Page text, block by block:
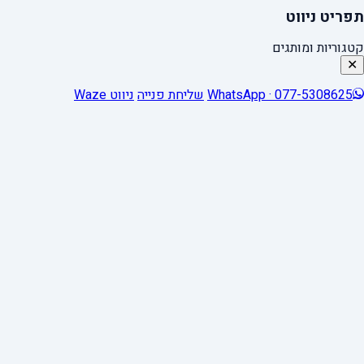
תפריט ניווט
קטגוריות ומותגים
✕
WhatsApp · 077-5308625שליחת פנייהניווט Waze